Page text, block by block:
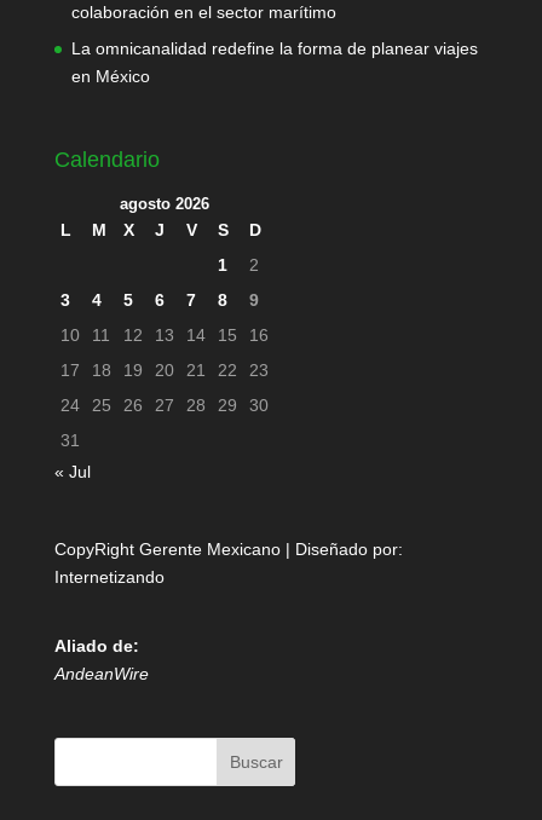
colaboración en el sector marítimo
La omnicanalidad redefine la forma de planear viajes
en México
Calendario
agosto 2026
L M X J V S
D
1
2
3
4 5 6 7 8
9
10
11 12 13 14 15
16
17
18 19 20 21 22
23
24
25 26 27 28 29
30
31
« Jul
CopyRight Gerente Mexicano | Diseñado por:
Internetizando
Aliado de:
AndeanWire